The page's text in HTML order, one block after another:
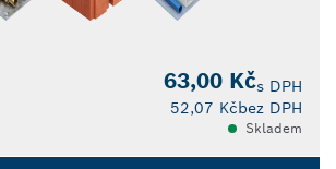
63,00 Kčs DPH
52,07 Kčbez DPH
Skladem